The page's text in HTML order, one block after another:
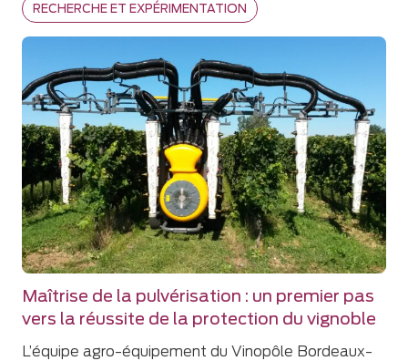
Maîtrise de la pulvérisation : un premier pas
vers la réussite de la protection du vignoble
RECHERCHE ET EXPÉRIMENTATION
L’équipe agro-équipement du Vinopôle Bordeaux-